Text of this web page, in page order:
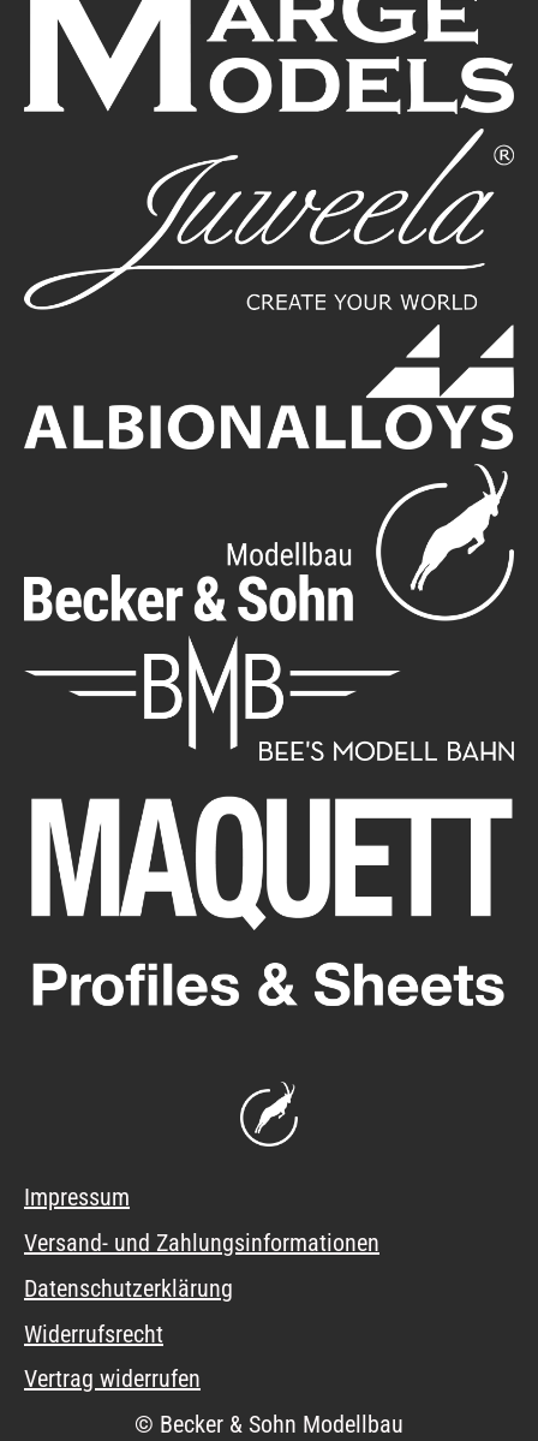
Impressum
Versand- und Zahlungsinformationen
Datenschutzerklärung
Widerrufsrecht
Vertrag widerrufen
© Becker & Sohn Modellbau